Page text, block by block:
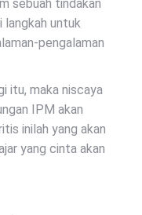
sebuah tindakan
langkah untuk
pengalaman
itu, maka niscaya
IPM akan
inilah yang akan
yang cinta akan